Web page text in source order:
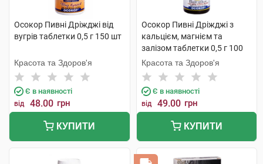
Осокор Пивні Дріжджі від
вугрів таблетки 0,5 г 150 шт
Красота та Здоров'я
Є в наявності
від 48.00 грн
КУПИТИ
Осокор Пивні Дріжджі з
кальцієм, магнієм та
залізом таблетки 0,5 г 100
шт
Красота та Здоров'я
Є в наявності
від 49.00 грн
КУПИТИ